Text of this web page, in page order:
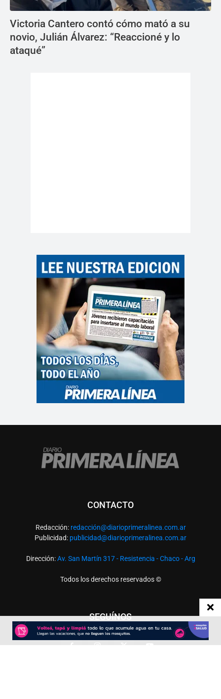
Victoria Cantero contó cómo mató a su
novio, Julián Álvarez: “Reaccioné y lo
ataqué”
CONTACTO
Redacción: redacción@diarioprimeralinea.com.ar
Publicidad: publicidad@diarioprimeralinea.com.ar
Dirección:Av. San Martín 317 - Resistencia - Chaco - Arg
Todos los derechos reservados ©
SEGUÍNOS